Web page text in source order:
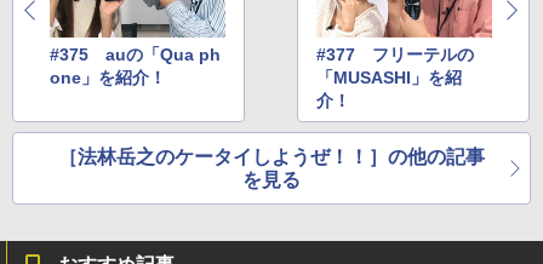
#375 auの「Qua ph
one」を紹介！
#377 フリーテルの
「MUSASHI」を紹
介！
［法林岳之のケータイしようぜ！！］の他の記事
を見る